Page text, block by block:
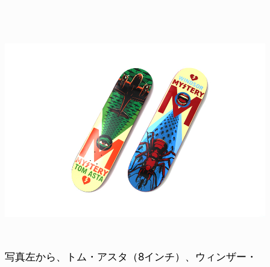
写真左から、トム・アスタ（8インチ）、ウィンザー・